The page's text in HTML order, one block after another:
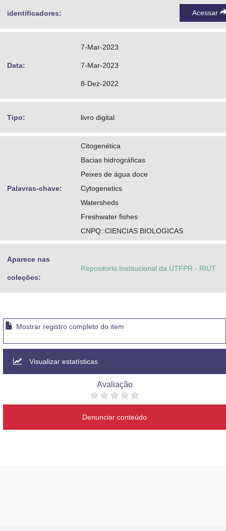
identificadores: Acessar
Data:
7-Mar-2023
7-Mar-2023
8-Dez-2022
Tipo: livro digital
Palavras-chave:
Citogenética
Bacias hidrográficas
Peixes de água doce
Cytogenetics
Watersheds
Freshwater fishes
CNPQ::CIENCIAS BIOLOGICAS
Aparece nas
coleções:
Repositorio Institucional da UTFPR - RIUT
Mostrar registro completo do item
Visualizar estatísticas
Avaliação
Denunciar conteúdo